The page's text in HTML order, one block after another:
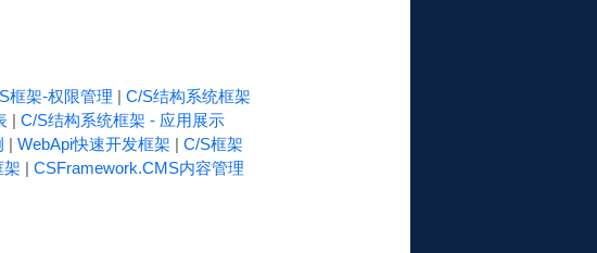
框架-权限管理 | C/S结构系统框架
| C/S结构系统框架 - 应用展示
| WebApi快速开发框架 | C/S框架
架 | CSFramework.CMS内容管理